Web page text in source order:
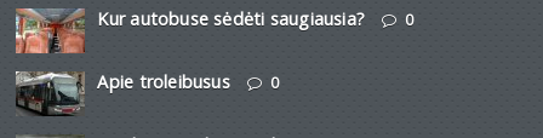
Kur autobuse sėdėti saugiausia? 0
Apie troleibusus 0